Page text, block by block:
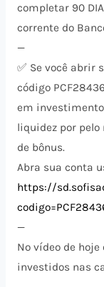
completar 90
corrente do
—
✅ Se você abrir
código
em
liquidez por pelo
de bônus.
Abra sua conta
https://
—
No vídeo de
investidos nas